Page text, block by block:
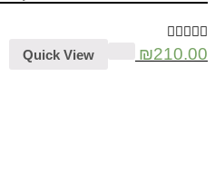
₪210.00
Quick View